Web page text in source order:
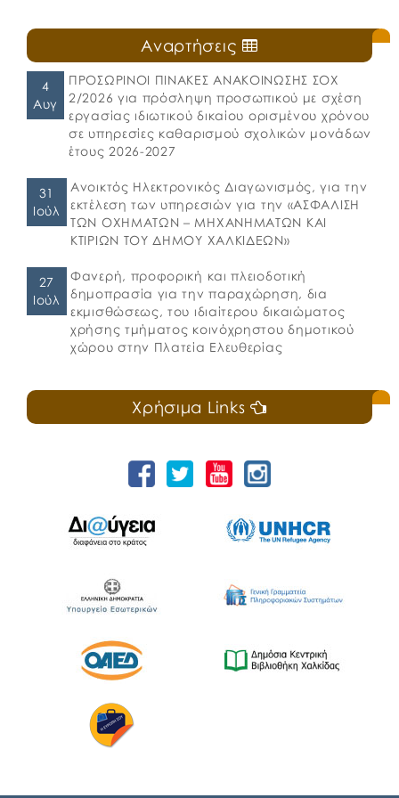
Αναρτήσεις
4
Αυγ
ΠΡΟΣΩΡΙΝΟΙ ΠΙΝΑΚΕΣ ΑΝΑΚΟΙΝΩΣΗΣ ΣΟΧ
2/2026 για πρόσληψη προσωπικού με σχέση
εργασίας ιδιωτικού δικαίου ορισμένου χρόνου
σε υπηρεσίες καθαρισμού σχολικών μονάδων
έτους 2026-2027
31
Ιούλ
Ανοικτός Ηλεκτρονικός Διαγωνισμός, για την
εκτέλεση των υπηρεσιών για την «ΑΣΦΑΛΙΣΗ
ΤΩΝ ΟΧΗΜΑΤΩΝ – ΜΗΧΑΝΗΜΑΤΩΝ ΚΑΙ
ΚΤΙΡΙΩΝ ΤΟΥ ΔΗΜΟΥ ΧΑΛΚΙΔΕΩΝ»
27
Ιούλ
Φανερή, προφορική και πλειοδοτική
δημοπρασία για την παραχώρηση, δια
εκμισθώσεως, του ιδιαίτερου δικαιώματος
χρήσης τμήματος κοινόχρηστου δημοτικού
χώρου στην Πλατεία Ελευθερίας
Χρήσιμα Links